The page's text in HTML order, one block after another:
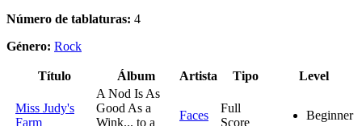
Número de tablaturas: 4
Género: Rock
Título Álbum Artista Tipo Level
Miss Judy's
Farm
A Nod Is As
Good As a
Wink... to a
Faces
Full
Score
Beginner